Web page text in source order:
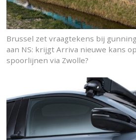
Brussel zet vraagtekens bij
aan NS: krijgt Arriva nieuwe kans
spoorlijnen via Zwolle?